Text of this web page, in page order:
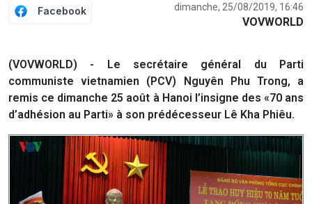
Facebook dimanche, 25/08/2019, 16:46
VOVWORLD
(VOVWORLD) - Le secrétaire général du Parti
communiste vietnamien (PCV) Nguyên Phu Trong, a
remis ce dimanche 25 août à Hanoi l’insigne des «70 ans
d’adhésion au Parti» à son prédécesseur Lê Kha Phiêu.